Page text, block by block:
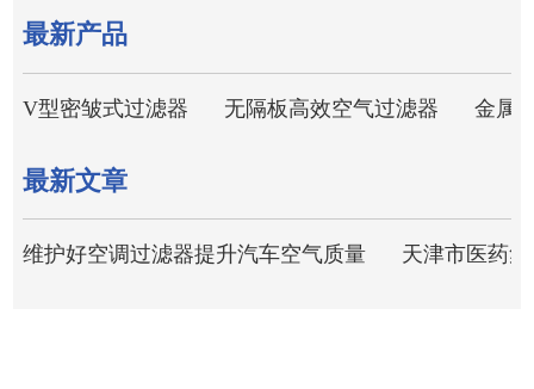
最新产品
V型密皱式过滤器 无隔板高效空气过滤器 金属
最新文章
维护好空调过滤器提升汽车空气质量 天津市医药